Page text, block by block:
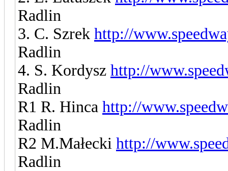
Radlin
3. C. Szrek http://
Radlin
4. S. Kordysz http://
Radlin
R1 R. Hinca http://
Radlin
R2 M.Małecki http://
Radlin